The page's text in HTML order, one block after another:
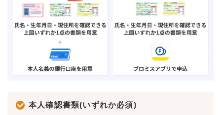
本人確認書類(いずれか必須)